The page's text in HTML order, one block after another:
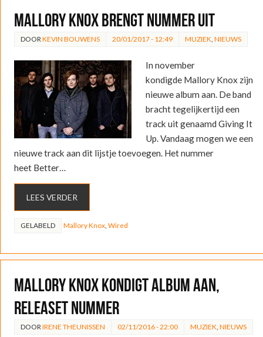
Mallory Knox brengt nummer uit
DOOR KEVIN BOUWENS 20/01/2017 - 12:49 MUZIEK NIEUWS
In november
kondigde Mallory Knox zijn
nieuwe album aan. De band
bracht tegelijkertijd een
track uit genaamd Giving It
Up. Vandaag mogen we een
nieuwe track aan dit lijstje toevoegen. Het nummer
heet Better…
LEES VERDER
GELABELD Mallory Knox, Wired
Mallory Knox kondigt album aan,
releaset nummer
DOOR IRENE THEUNISSEN 02/11/2016 - 22:00 MUZIEK NIEUWS